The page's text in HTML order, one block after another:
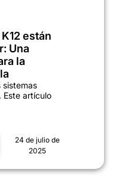
están
Una
la
sistemas
Este artículo
24 de julio de
2025